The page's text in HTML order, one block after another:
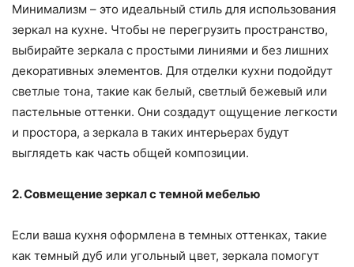
Минимализм – это идеальный стиль для использования
зеркал на кухне. Чтобы не перегрузить пространство,
выбирайте зеркала с простыми линиями и без лишних
декоративных элементов. Для отделки кухни подойдут
светлые тона, такие как белый, светлый бежевый или
пастельные оттенки. Они создадут ощущение легкости
и простора, а зеркала в таких интерьерах будут
выглядеть как часть общей композиции.
2. Совмещение зеркал с темной мебелью
Если ваша кухня оформлена в темных оттенках, такие
как темный дуб или угольный цвет, зеркала помогут